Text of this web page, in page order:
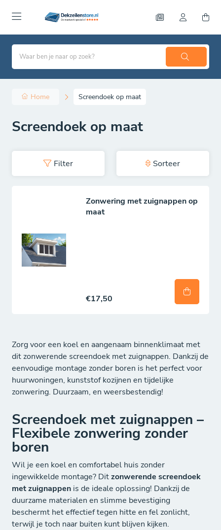
Home Screendoek op maat
Screendoek op maat
Filter Sorteer
Zonwering met zuignappen op
maat
€17,50
Zorg voor een koel en aangenaam binnenklimaat met
dit zonwerende screendoek met zuignappen. Dankzij de
eenvoudige montage zonder boren is het perfect voor
huurwoningen, kunststof kozijnen en tijdelijke
zonwering. Duurzaam, en weersbestendig!
Screendoek met zuignappen –
Flexibele zonwering zonder
boren
Wil je een koel en comfortabel huis zonder
ingewikkelde montage? Ditzonwerende screendoek
met zuignappen is de ideale oplossing! Dankzij de
duurzame materialen en slimme bevestiging
beschermt het effectief tegen hitte en fel zonlicht,
terwijl je toch naar buiten kunt blijven kijken.